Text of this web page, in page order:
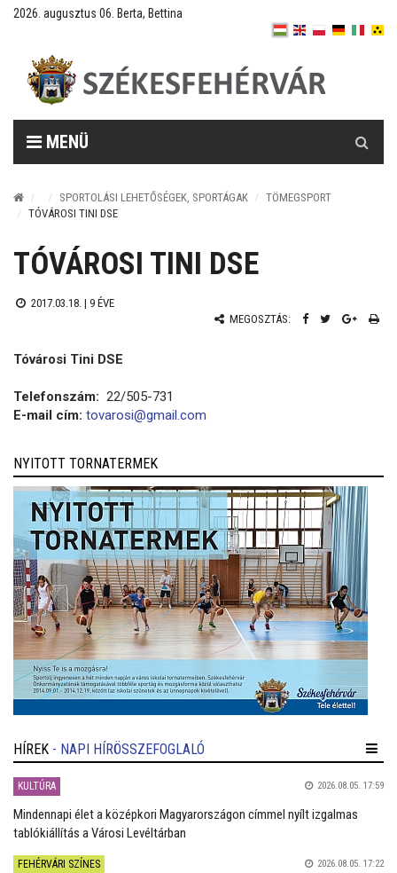
2026. augusztus 06. Berta, Bettina
MENÜ
SPORTOLÁSI LEHETŐSÉGEK, SPORTÁGAK
TÖMEGSPORT
TÓVÁROSI TINI DSE
TÓVÁROSI TINI DSE
2017.03.18. | 9 ÉVE
MEGOSZTÁS:
Tóvárosi Tini DSE
Telefonszám: 22/505-731
E-mail cím: tovarosi@gmail.com
NYITOTT TORNATERMEK
HÍREK - NAPI HÍRÖSSZEFOGLALÓ
KULTÚRA 2026.08.05. 17:59
Mindennapi élet a középkori Magyarországon címmel nyílt izgalmas
tablókiállítás a Városi Levéltárban
FEHÉRVÁRI SZÍNES 2026.08.05. 17:22